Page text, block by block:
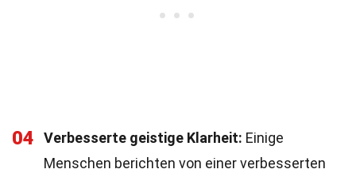
04 Verbesserte geistige Klarheit: Einige
Menschen berichten von einer verbesserten